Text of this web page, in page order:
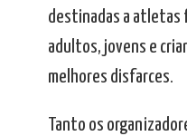
destinadas a atletas
adultos, jovens e
melhores disfarces.
Tanto os